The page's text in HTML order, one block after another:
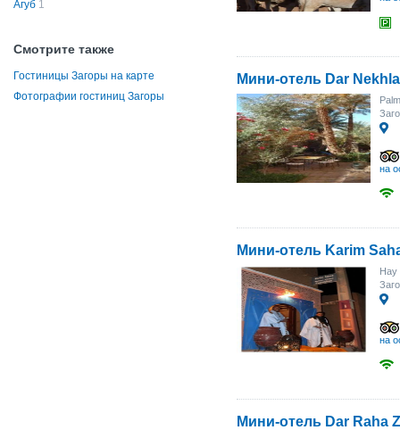
Агуб 1
Смотрите также
Гостиницы Загоры на карте
Фотографии гостиниц Загоры
Мини-отель Dar Nekhla
на
Мини-отель Karim
Hay
на
Мини-отель Dar Raha